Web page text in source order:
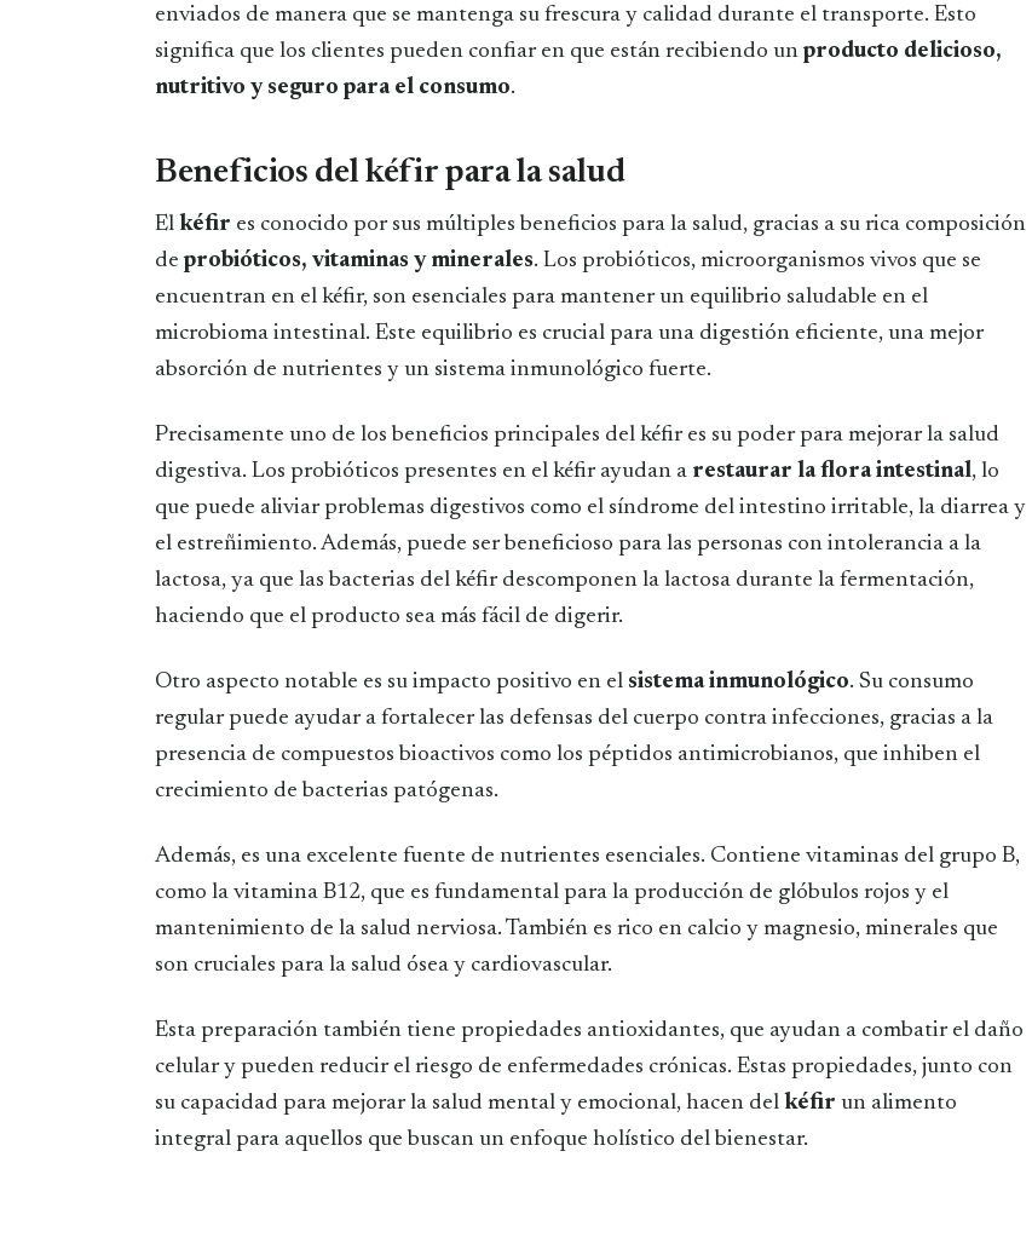
enviados de manera que se mantenga su frescura y calidad durante el transporte. Esto
significa que los clientes pueden confiar en que están recibiendo unproducto delicioso,
nutritivo y seguro para el consumo.
Beneficios del kéfir para la salud
El kéfir es conocido por sus múltiples beneficios para la salud, gracias a su rica composición
deprobióticos, vitaminas y minerales. Los probióticos, microorganismos vivos que se
encuentran en el kéfir, son esenciales para mantener un equilibrio saludable en el
microbioma intestinal. Este equilibrio es crucial para una digestión eficiente, una mejor
absorción de nutrientes y un sistema inmunológico fuerte.
Precisamente uno de los beneficios principales del kéfir es su poder para mejorar la salud
digestiva. Los probióticos presentes en el kéfir ayudan a restaurar la flora intestinal, lo
que puede aliviar problemas digestivos como el síndrome del intestino irritable, la diarrea y
el estreñimiento. Además, puede ser beneficioso para las personas con intolerancia a la
lactosa, ya que las bacterias del kéfir descomponen la lactosa durante la fermentación,
haciendo que el producto sea más fácil de digerir.
Otro aspecto notable es su impacto positivo en el sistema inmunológico. Su consumo
regular puede ayudar a fortalecer las defensas del cuerpo contra infecciones, gracias a la
presencia de compuestos bioactivos como los péptidos antimicrobianos, que inhiben el
crecimiento de bacterias patógenas.
Además, es una excelente fuente de nutrientes esenciales. Contiene vitaminas del grupo B,
como la vitamina B12, que es fundamental para la producción de glóbulos rojos y el
mantenimiento de la salud nerviosa. También es rico en calcio y magnesio, minerales que
son cruciales para la salud ósea y cardiovascular.
Esta preparación también tiene propiedades antioxidantes, que ayudan a combatir el daño
celular y pueden reducir el riesgo de enfermedades crónicas. Estas propiedades, junto con
su capacidad para mejorar la salud mental y emocional, hacen del kéfir un alimento
integral para aquellos que buscan un enfoque holístico del bienestar.